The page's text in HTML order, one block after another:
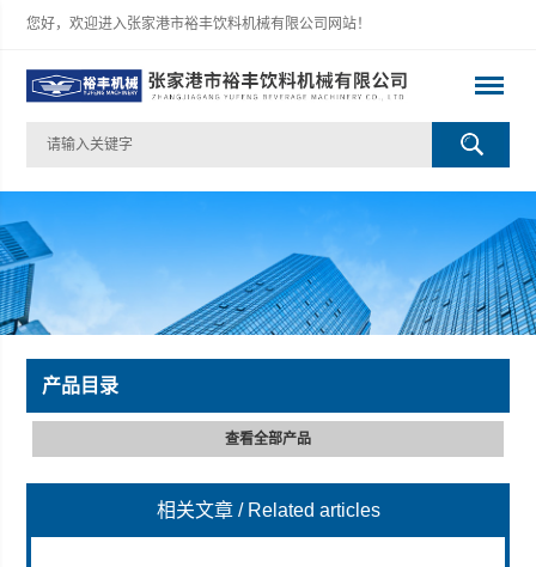
您好，欢迎进入张家港市裕丰饮料机械有限公司网站！
产品目录
查看全部产品
相关文章 / Related articles